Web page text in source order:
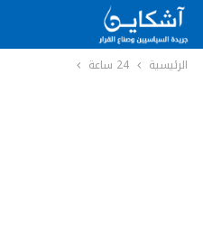
الرئيسية 24 ساعة